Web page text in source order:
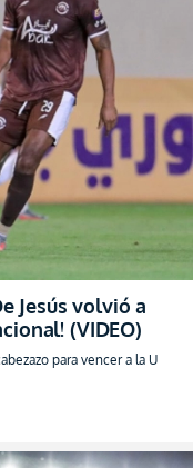
Jesús volvió a
(VIDEO)
para vencer a la U